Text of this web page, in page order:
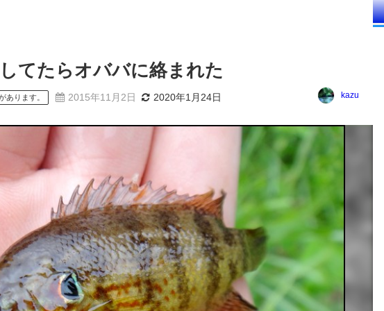
てたらオババに絡まれた
あります。 2015年11月2日 2020年1月24日 kazu